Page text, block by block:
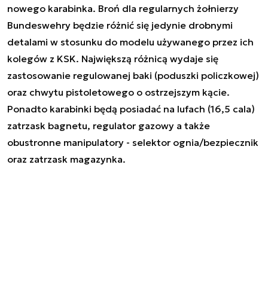
nowego karabinka. Broń dla regularnych żołnierzy
Bundeswehry będzie różnić się jedynie drobnymi
detalami w stosunku do modelu używanego przez ich
kolegów z KSK. Największą różnicą wydaje się
zastosowanie regulowanej baki (poduszki policzkowej)
oraz chwytu pistoletowego o ostrzejszym kącie.
Ponadto karabinki będą posiadać na lufach (16,5 cala)
zatrzask bagnetu, regulator gazowy a także
obustronne manipulatory - selektor ognia/bezpiecznik
oraz zatrzask magazynka.